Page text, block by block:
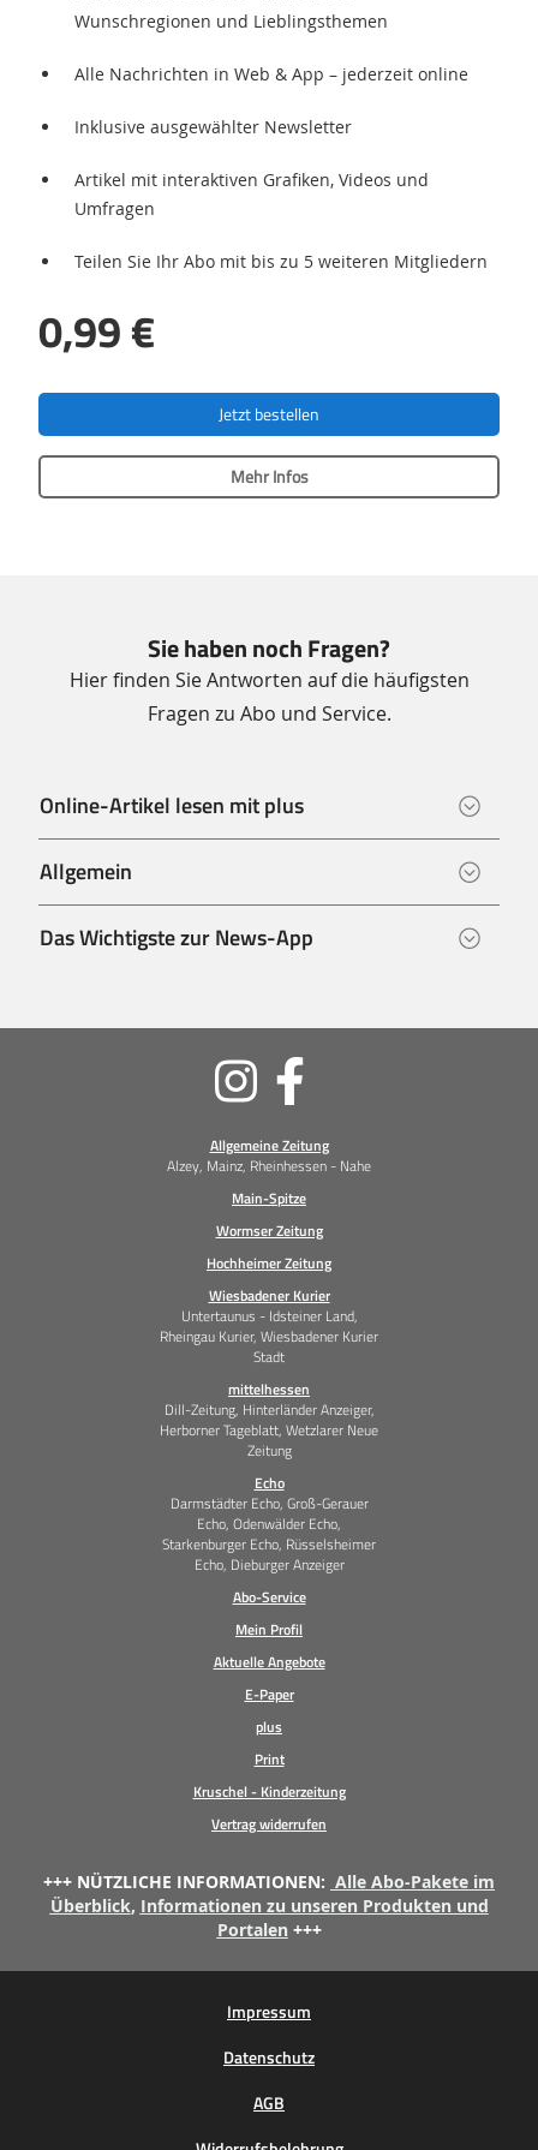
Wunschregionen und Lieblingsthemen
Alle Nachrichten in Web & App – jederzeit online
Inklusive ausgewählter Newsletter
Artikel mit interaktiven Grafiken, Videos und
Umfragen
Teilen Sie Ihr Abo mit bis zu 5 weiteren Mitgliedern
0,99 €
Jetzt bestellen
Mehr Infos
Sie haben noch Fragen?
Hier finden Sie Antworten auf die häufigsten
Fragen zu Abo und Service.
Online-Artikel lesen mit plus
Allgemein
Das Wichtigste zur News-App
Allgemeine Zeitung
Alzey, Mainz, Rheinhessen - Nahe
Main-Spitze
Wormser Zeitung
Hochheimer Zeitung
Wiesbadener Kurier
Untertaunus - Idsteiner Land,
Rheingau Kurier, Wiesbadener Kurier
Stadt
mittelhessen
Dill-Zeitung, Hinterländer Anzeiger,
Herborner Tageblatt, Wetzlarer Neue
Zeitung
Echo
Darmstädter Echo, Groß-Gerauer
Echo, Odenwälder Echo,
Starkenburger Echo, Rüsselsheimer
Echo, Dieburger Anzeiger
Abo-Service
Mein Profil
Aktuelle Angebote
E-Paper
plus
Print
Kruschel - Kinderzeitung
Vertrag widerrufen
Soziale
Medien
+++ NÜTZLICHE INFORMATIONEN: Alle Abo-Pakete im
Überblick, Informationen zu unseren Produkten und
Portalen +++
Impressum
Datenschutz
AGB